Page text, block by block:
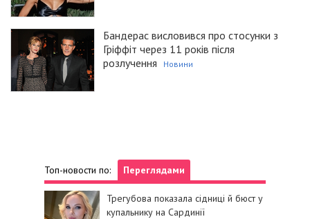
Бандерас висловився про стосунки з
Гріффіт через 11 років після
розлучення
Новини
Топ-новости по: Переглядами
Трегубова показала сідниці й бюст у
купальнику на Сардинії